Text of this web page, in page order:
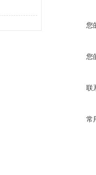
您
您
联
常